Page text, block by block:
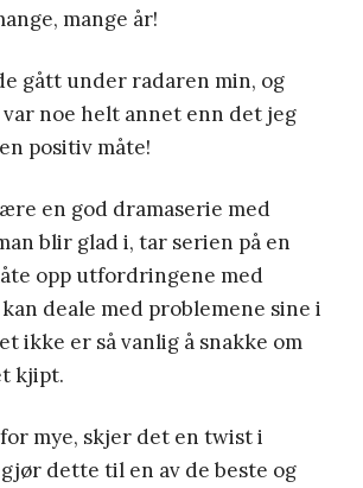
mange år!
gått under radaren min, og
noe helt annet enn det jeg
positiv måte!
en god dramaserie med
blir glad i, tar serien på en
opp utfordringene med
deale med problemene sine i
ikke er så vanlig å snakke om
kjipt.
mye, skjer det en twist i
gjør dette til en av de beste og